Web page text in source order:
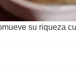
su riqueza